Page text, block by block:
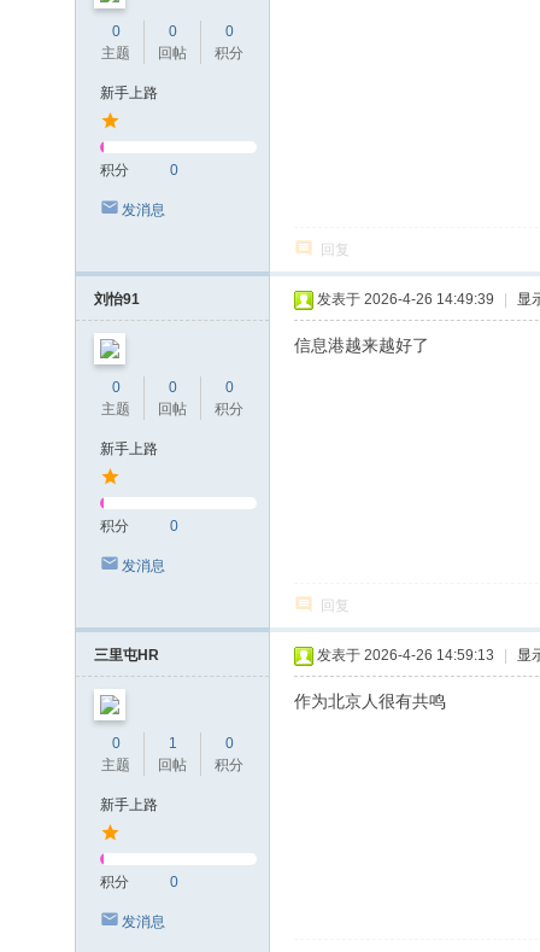
0
主题
0
回帖
0
积分
新手上路
积分 0
发消息
回复
刘怡91
0
主题
0
回帖
0
积分
新手上路
积分 0
发消息
发表于 2026-4-26 14:49:39 显
信息港越来越好了
回复
三里屯HR
0
主题
1
回帖
0
积分
新手上路
积分 0
发消息
发表于 2026-4-26 14:59:13 显
作为北京人很有共鸣